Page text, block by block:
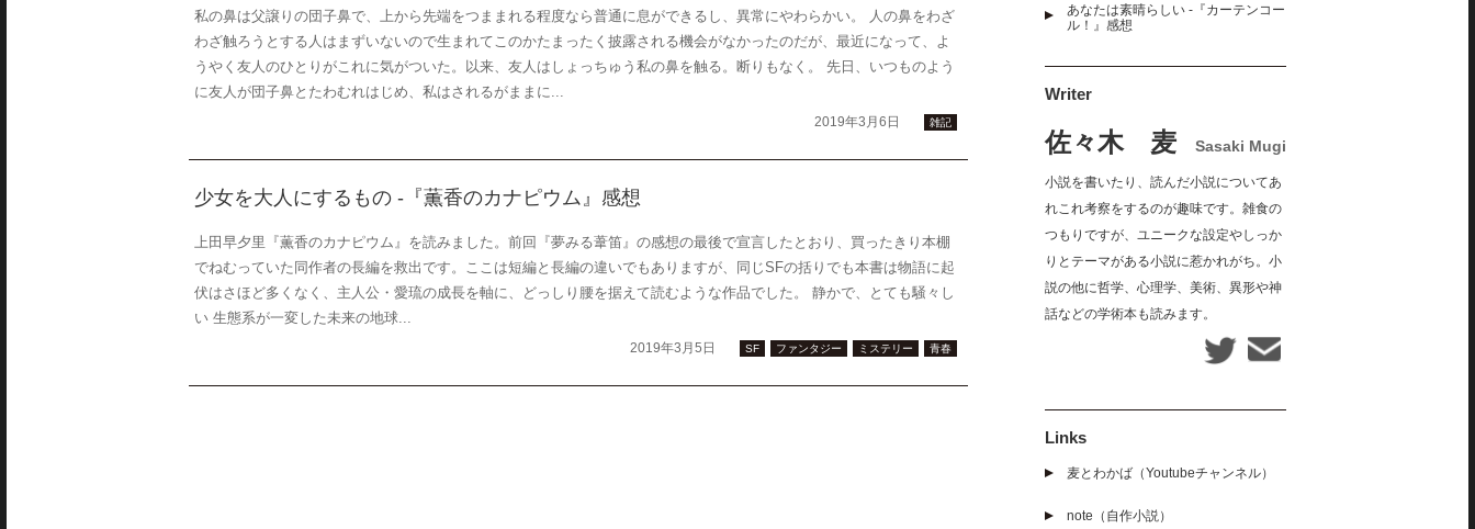
私の鼻は父譲りの団子鼻で、上から先端をつままれる程度なら普通に息ができるし、異常にやわらかい。 人の鼻をわざ
わざ触ろうとする人はまずいないので生まれてこのかたまったく披露される機会がなかったのだが、最近になって、よ
うやく友人のひとりがこれに気がついた。以来、友人はしょっちゅう私の鼻を触る。断りもなく。 先日、いつものよう
に友人が団子鼻とたわむれはじめ、私はされるがままに...
2019年3月6日 雑記
少女を大人にするもの -『薫香のカナピウム』感想
上田早夕里『薫香のカナピウム』を読みました。前回『夢みる葦笛』の感想の最後で宣言したとおり、買ったきり本棚
でねむっていた同作者の長編を救出です。ここは短編と長編の違いでもありますが、同じSFの括りでも本書は物語に起
伏はさほど多くなく、主人公・愛琉の成長を軸に、どっしり腰を据えて読むような作品でした。 静かで、とても騒々し
い 生態系が一変した未来の地球...
2019年3月5日 SF ファンタジー ミステリー 青春
あなたは素晴らしい -『カーテンコー
ル！』感想
Writer
佐々木 麦 Sasaki Mugi
小説を書いたり、読んだ小説についてあ
れこれ考察をするのが趣味です。雑食の
つもりですが、ユニークな設定やしっか
りとテーマがある小説に惹かれがち。小
説の他に哲学、心理学、美術、異形や神
話などの学術本も読みます。
Links
麦とわかば（Youtubeチャンネル）
note（自作小説）